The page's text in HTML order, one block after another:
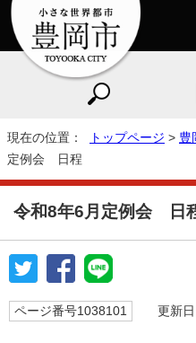
現在の位置： トップページ > 豊
定例会 日程
令和8年6月定例会 日
ページ番号1038101 更新日